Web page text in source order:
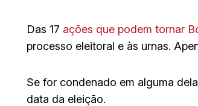
Das 17 ações que podem tornar
processo eleitoral e às urnas.
Se for condenado em alguma
data da eleição.